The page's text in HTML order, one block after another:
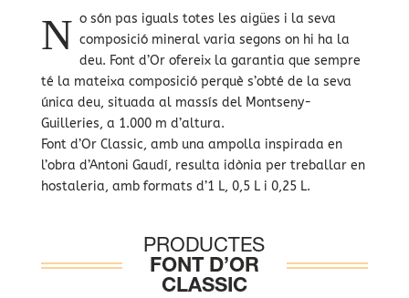
N o són pas iguals totes les aigües i la seva
composició mineral varia segons on hi ha la
deu. Font d’Or ofereix la garantia que sempre
té la mateixa composició perquè s’obté de la seva
única deu, situada al massís del Montseny-
Guilleries, a 1.000 m d’altura.
Font d’Or Classic, amb una ampolla inspirada en
l’obra d’Antoni Gaudí, resulta idònia per treballar en
hostaleria, amb formats d’1 L, 0,5 L i 0,25 L.
PRODUCTES
FONT D’OR
CLASSIC